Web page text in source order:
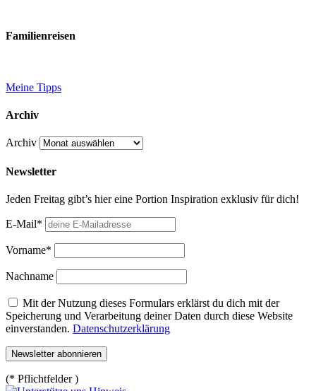
Familienreisen
Meine Tipps
Archiv
Archiv
Newsletter
Jeden Freitag gibt’s hier eine Portion Inspiration exklusiv für dich!
E-Mail*
Vorname*
Nachname
Mit der Nutzung dieses Formulars erklärst du dich mit der
Speicherung und Verarbeitung deiner Daten durch diese Website
einverstanden. Datenschutzerklärung
(* Pflichtfelder )